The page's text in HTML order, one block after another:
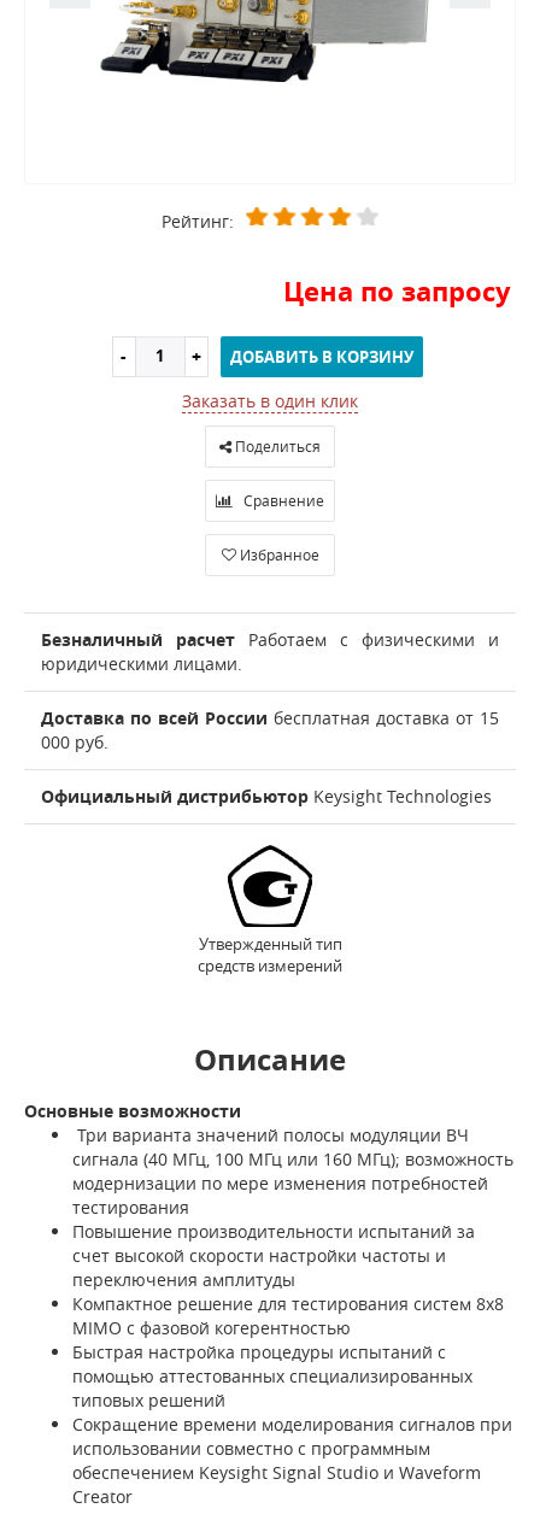
Рейтинг:
Цена по запросу
ДОБАВИТЬ В КОРЗИНУ
Заказать в один клик
Поделиться
Сравнение
Избранное
Безналичный расчет Работаем с физическими и
юридическими лицами.
Доставка по всей России бесплатная доставка от 15
000 руб.
Официальный дистрибьютор Keysight Technologies
Утвержденный тип
средств измерений
Описание
Основные возможности
Три варианта значений полосы модуляции ВЧ
сигнала (40 МГц, 100 МГц или 160 МГц); возможность
модернизации по мере изменения потребностей
тестирования
Повышение производительности испытаний за
счет высокой скорости настройки частоты и
переключения амплитуды
Компактное решение для тестирования систем 8x8
MIMO с фазовой когерентностью
Быстрая настройка процедуры испытаний с
помощью аттестованных специализированных
типовых решений
Сокращение времени моделирования сигналов при
использовании совместно с программным
обеспечением Keysight Signal Studio и Waveform
Creator